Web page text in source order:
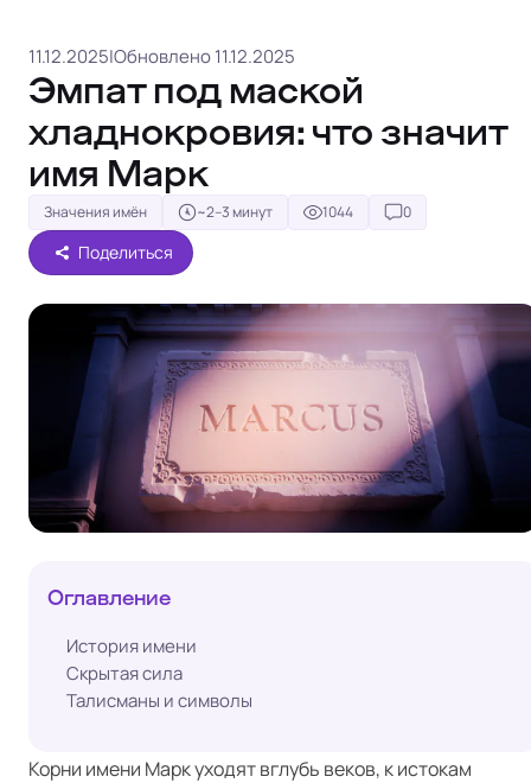
11.12.2025|Обновлено 11.12.2025
Эмпат под маской
хладнокровия: что значит
имя Марк
Значения имён ~2–3 минут 1044 0
Поделиться
Оглавление
История имени
Скрытая сила
Талисманы и символы
Корни имени Марк уходят вглубь веков, к истокам